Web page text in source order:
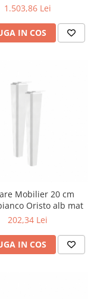
1.503,86 Lei
IN COS
Mobilier 20 cm
Oristo alb mat
202,34 Lei
IN COS